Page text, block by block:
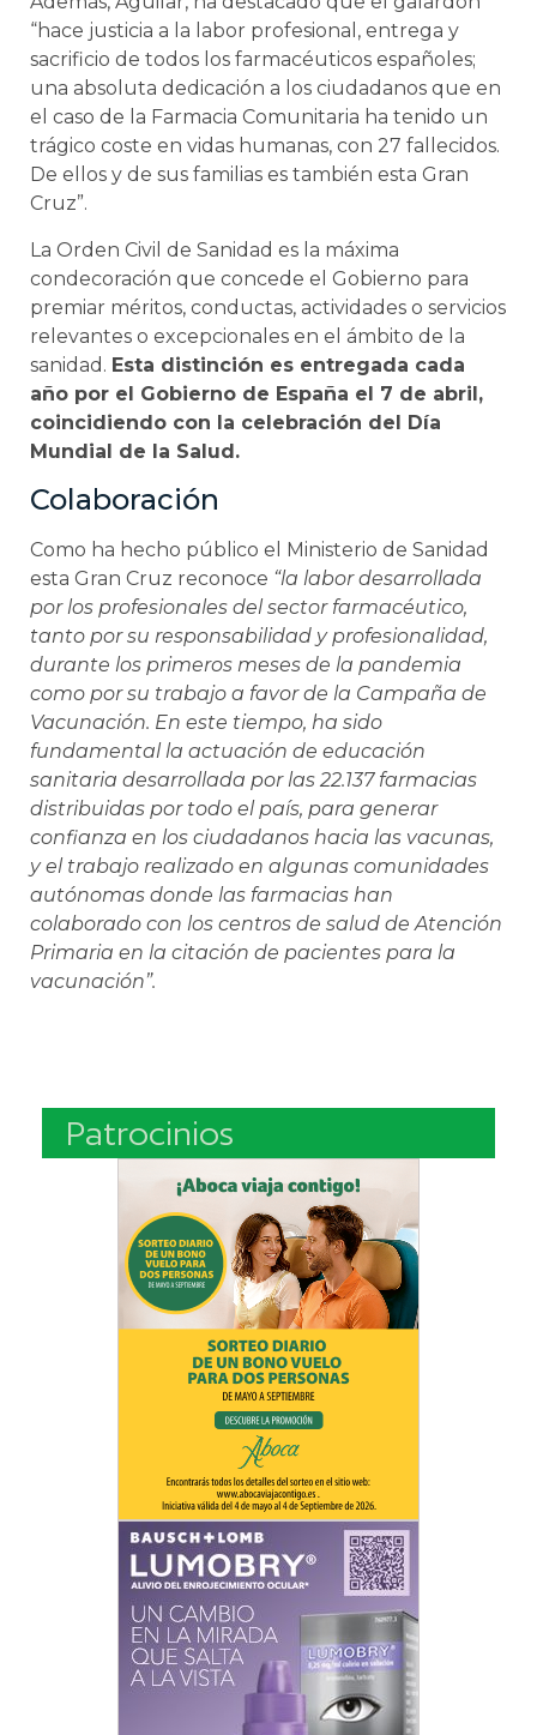
“hace justicia a la labor profesional, entrega y
sacrificio de todos los farmacéuticos españoles;
una absoluta dedicación a los ciudadanos que en
el caso de la Farmacia Comunitaria ha tenido un
trágico coste en vidas humanas, con 27 fallecidos.
De ellos y de sus familias es también esta Gran
Cruz”.
La Orden Civil de Sanidad es la máxima
condecoración que concede el Gobierno para
premiar méritos, conductas, actividades o servicios
relevantes o excepcionales en el ámbito de la
sanidad. Esta distinción es entregada cada
año por el Gobierno de España el 7 de abril,
coincidiendo con la celebración del Día
Mundial de la Salud.
Colaboración
Como ha hecho público el Ministerio de Sanidad
esta Gran Cruz reconoce “la labor desarrollada
por los profesionales del sector farmacéutico,
tanto por su responsabilidad y profesionalidad,
durante los primeros meses de la pandemia
como por su trabajo a favor de la Campaña de
Vacunación. En este tiempo, ha sido
fundamental la actuación de educación
sanitaria desarrollada por las 22.137 farmacias
distribuidas por todo el país, para generar
confianza en los ciudadanos hacia las vacunas,
y el trabajo realizado en algunas comunidades
autónomas donde las farmacias han
colaborado con los centros de salud de Atención
Primaria en la citación de pacientes para la
vacunación”.
Patrocinios